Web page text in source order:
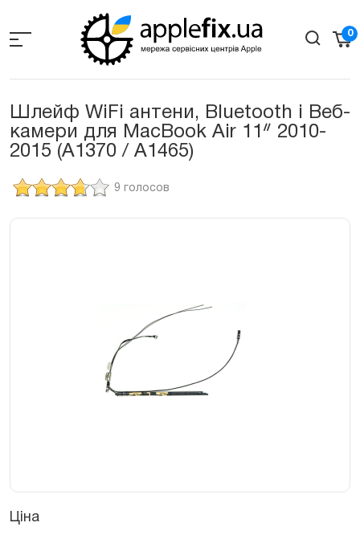
the
0
Шлейф WiFi антени, Bluetooth і Веб-
камери для MacBook Air 11ᐥ 2010-
2015 (A1370 / A1465)
9 голосов
Ціна